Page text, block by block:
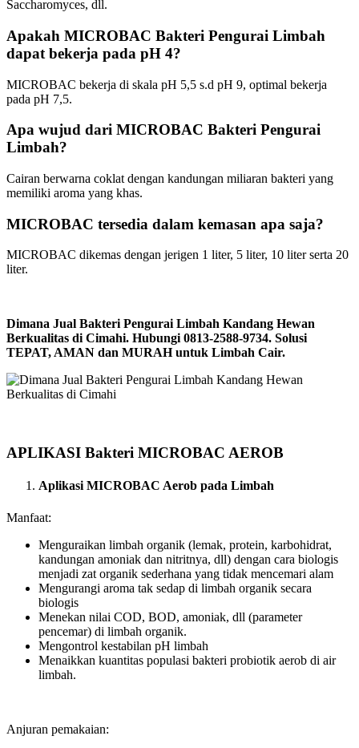
Saccharomyces, dll.
Apakah MICROBAC Bakteri Pengurai Limbah
dapat bekerja pada pH 4?
MICROBAC bekerja di skala pH 5,5 s.d pH 9, optimal bekerja
pada pH 7,5.
Apa wujud dari MICROBAC Bakteri Pengurai
Limbah?
Cairan berwarna coklat dengan kandungan miliaran bakteri yang
memiliki aroma yang khas.
MICROBAC tersedia dalam kemasan apa saja?
MICROBAC dikemas dengan jerigen 1 liter, 5 liter, 10 liter serta 20
liter.
Dimana Jual Bakteri Pengurai Limbah Kandang Hewan
Berkualitas di Cimahi. Hubungi 0813-2588-9734. Solusi
TEPAT, AMAN dan MURAH untuk Limbah Cair.
APLIKASI Bakteri MICROBAC AEROB
Aplikasi MICROBAC Aerob pada Limbah
Manfaat:
Menguraikan limbah organik (lemak, protein, karbohidrat,
kandungan amoniak dan nitritnya, dll) dengan cara biologis
menjadi zat organik sederhana yang tidak mencemari alam
Mengurangi aroma tak sedap di limbah organik secara
biologis
Menekan nilai COD, BOD, amoniak, dll (parameter
pencemar) di limbah organik.
Mengontrol kestabilan pH limbah
Menaikkan kuantitas populasi bakteri probiotik aerob di air
limbah.
Anjuran pemakaian: